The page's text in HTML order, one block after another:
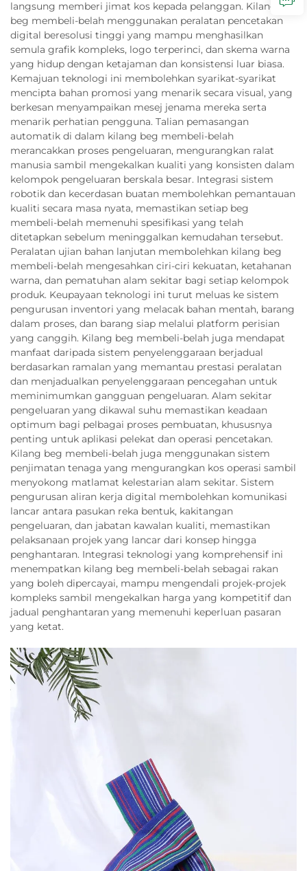
langsung memberi jimat kos kepada pelanggan. Kilang
beg membeli-belah menggunakan peralatan pencetakan
digital beresolusi tinggi yang mampu menghasilkan
semula grafik kompleks, logo terperinci, dan skema warna
yang hidup dengan ketajaman dan konsistensi luar biasa.
Kemajuan teknologi ini membolehkan syarikat-syarikat
mencipta bahan promosi yang menarik secara visual, yang
berkesan menyampaikan mesej jenama mereka serta
menarik perhatian pengguna. Talian pemasangan
automatik di dalam kilang beg membeli-belah
merancakkan proses pengeluaran, mengurangkan ralat
manusia sambil mengekalkan kualiti yang konsisten dalam
kelompok pengeluaran berskala besar. Integrasi sistem
robotik dan kecerdasan buatan membolehkan pemantauan
kualiti secara masa nyata, memastikan setiap beg
membeli-belah memenuhi spesifikasi yang telah
ditetapkan sebelum meninggalkan kemudahan tersebut.
Peralatan ujian bahan lanjutan membolehkan kilang beg
membeli-belah mengesahkan ciri-ciri kekuatan, ketahanan
warna, dan pematuhan alam sekitar bagi setiap kelompok
produk. Keupayaan teknologi ini turut meluas ke sistem
pengurusan inventori yang melacak bahan mentah, barang
dalam proses, dan barang siap melalui platform perisian
yang canggih. Kilang beg membeli-belah juga mendapat
manfaat daripada sistem penyelenggaraan berjadual
berdasarkan ramalan yang memantau prestasi peralatan
dan menjadualkan penyelenggaraan pencegahan untuk
meminimumkan gangguan pengeluaran. Alam sekitar
pengeluaran yang dikawal suhu memastikan keadaan
optimum bagi pelbagai proses pembuatan, khususnya
penting untuk aplikasi pelekat dan operasi pencetakan.
Kilang beg membeli-belah juga menggunakan sistem
penjimatan tenaga yang mengurangkan kos operasi sambil
menyokong matlamat kelestarian alam sekitar. Sistem
pengurusan aliran kerja digital membolehkan komunikasi
lancar antara pasukan reka bentuk, kakitangan
pengeluaran, dan jabatan kawalan kualiti, memastikan
pelaksanaan projek yang lancar dari konsep hingga
penghantaran. Integrasi teknologi yang komprehensif ini
menempatkan kilang beg membeli-belah sebagai rakan
yang boleh dipercayai, mampu mengendali projek-projek
kompleks sambil mengekalkan harga yang kompetitif dan
jadual penghantaran yang memenuhi keperluan pasaran
yang ketat.